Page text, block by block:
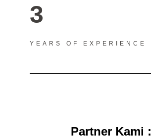
3
YEARS OF EXPERIENCE
Partner Kami :